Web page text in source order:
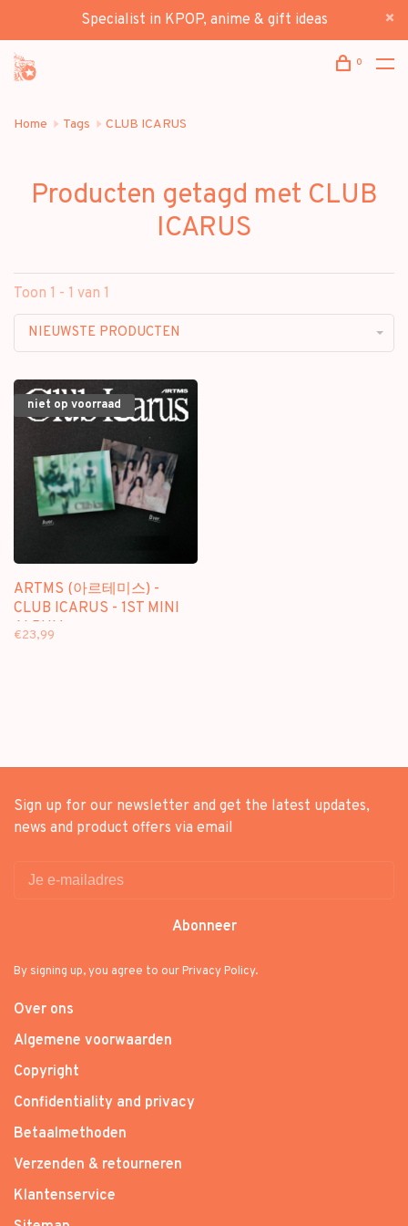
Specialist in KPOP, anime & gift ideas
0
Home Tags CLUB ICARUS
Producten getagd met CLUB
ICARUS
Toon 1 - 1 van 1
NIEUWSTE PRODUCTEN
niet op voorraad
ARTMS (아르테미스) -
CLUB ICARUS - 1ST MINI
ALBUM
€23,99
Sign up for our newsletter and get the latest updates,
news and product offers via email
Abonneer
By signing up, you agree to our Privacy Policy.
Over ons
Algemene voorwaarden
Copyright
Confidentiality and privacy
Betaalmethoden
Verzenden & retourneren
Klantenservice